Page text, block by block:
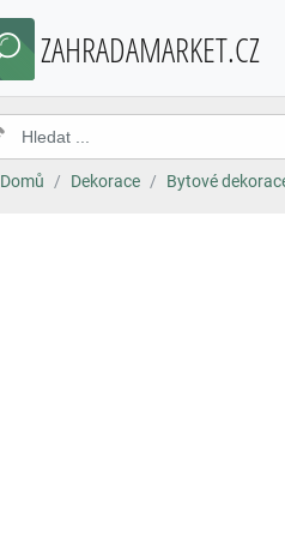
ZAHRADAMARKET.CZ
Domů Dekorace Bytové